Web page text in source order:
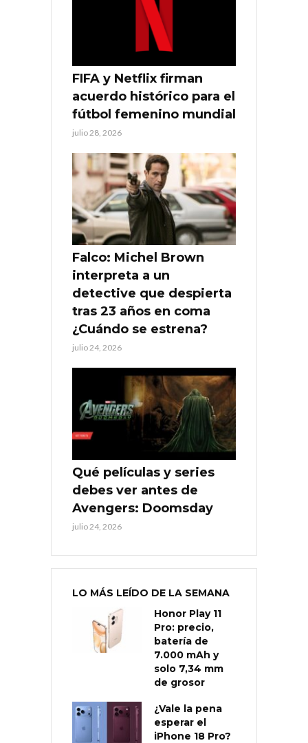
FIFA y Netflix firman
acuerdo histórico para el
fútbol femenino mundial
julio 28, 2026
Falco: Michel Brown
interpreta a un
detective que despierta
tras 23 años en coma
¿Cuándo se estrena?
julio 24, 2026
Qué películas y series
debes ver antes de
Avengers: Doomsday
julio 24, 2026
LO MÁS LEÍDO DE LA SEMANA
Honor Play 11
Pro: precio,
batería de
7.000 mAh y
solo 7,34 mm
de grosor
¿Vale la pena
esperar el
iPhone 18 Pro?